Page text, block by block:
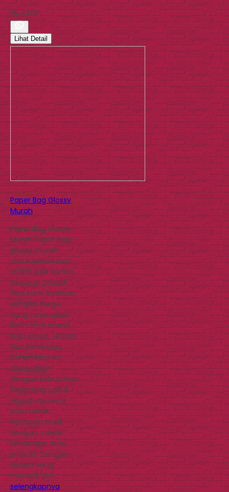
Rp 3.500
Lihat Detail
Paper Bag Glossy
Murah
Paper Bag Glossy
Murah Paper bag
glossy murah
untuk kebutuhan
acara, baik kantor
ataupun pribadi
bisa kami buatkan
dengan harga
yang terjangkau.
Bisa cetak brand
logo acara, ukuran
dan ketebalan
bahan bisa isa
disesuaikan
dengan kebutuhan.
Paper bag untuk
wadah souvenir
atau untuk
kemasan butik
dengan model
landscape atau
protrait. Dengan
desain yang
menarik dan…
selengkapnya